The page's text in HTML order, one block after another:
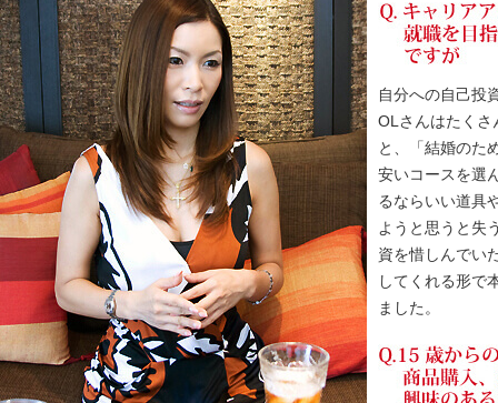
自分への自己投
OLさんはたくさ
と、「結婚のた
安いコースを選
るならいい道具
ようと思うと失
資を惜しんでい
してくれる形で
ました。